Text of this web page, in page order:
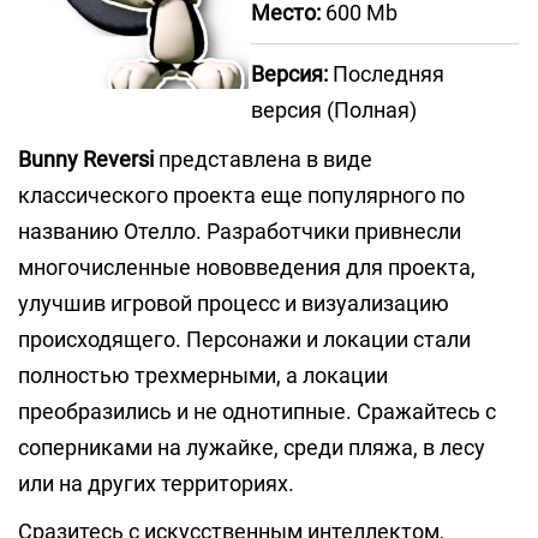
Место: 600 Mb
Версия: Последняя
версия (Полная)
Bunny Reversi представлена в виде
классического проекта еще популярного по
названию Отелло. Разработчики привнесли
многочисленные нововведения для проекта,
улучшив игровой процесс и визуализацию
происходящего. Персонажи и локации стали
полностью трехмерными, а локации
преобразились и не однотипные. Сражайтесь с
соперниками на лужайке, среди пляжа, в лесу
или на других территориях.
Сразитесь с искусственным интеллектом,